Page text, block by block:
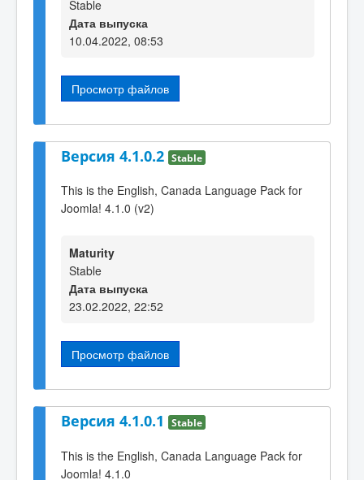
Stable
Дата выпуска
10.04.2022, 08:53
Просмотр файлов
Версия 4.1.0.2 Stable
This is the English, Canada Language Pack for
Joomla! 4.1.0 (v2)
Maturity
Stable
Дата выпуска
23.02.2022, 22:52
Просмотр файлов
Версия 4.1.0.1 Stable
This is the English, Canada Language Pack for
Joomla! 4.1.0